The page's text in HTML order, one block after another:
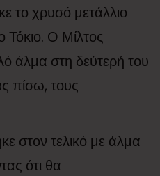
το χρυσό μετάλλιο
Τόκιο. Ο Μίλτος
άλμα στη δεύτερή του
πίσω, τους
στον τελικό με άλμα
ότι θα